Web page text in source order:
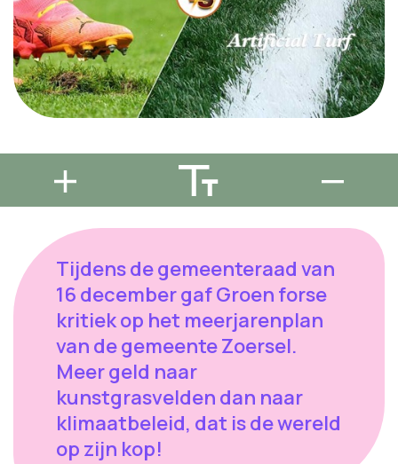
Tijdens de gemeenteraad van
16 december gaf Groen forse
kritiek op het meerjarenplan
van de gemeente Zoersel.
Meer geld naar
kunstgrasvelden dan naar
klimaatbeleid, dat is de wereld
op zijn kop!